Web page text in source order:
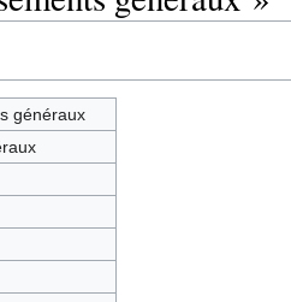
généraux